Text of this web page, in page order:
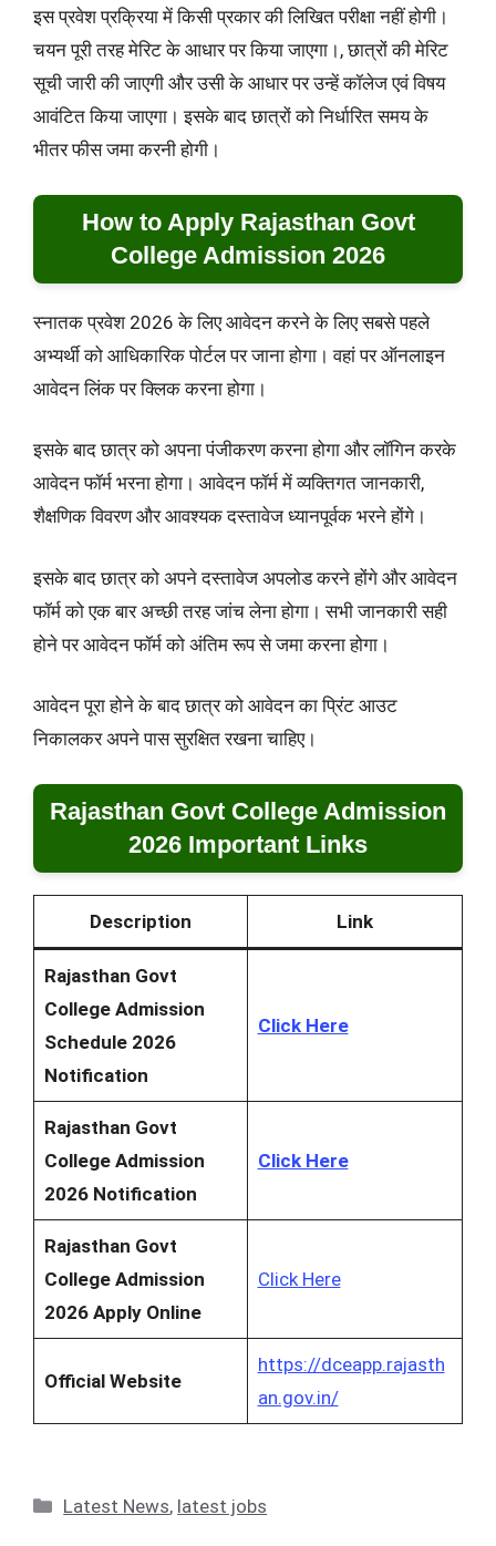
इस प्रवेश प्रक्रिया में किसी प्रकार की लिखित परीक्षा नहीं होगी।
चयन पूरी तरह मेरिट के आधार पर किया जाएगा।, छात्रों की मेरिट
सूची जारी की जाएगी और उसी के आधार पर उन्हें कॉलेज एवं विषय
आवंटित किया जाएगा। इसके बाद छात्रों को निर्धारित समय के
भीतर फीस जमा करनी होगी।
How to Apply Rajasthan Govt
College Admission 2026
स्नातक प्रवेश 2026 के लिए आवेदन करने के लिए सबसे पहले
अभ्यर्थी को आधिकारिक पोर्टल पर जाना होगा। वहां पर ऑनलाइन
आवेदन लिंक पर क्लिक करना होगा।
इसके बाद छात्र को अपना पंजीकरण करना होगा और लॉगिन करके
आवेदन फॉर्म भरना होगा। आवेदन फॉर्म में व्यक्तिगत जानकारी,
शैक्षणिक विवरण और आवश्यक दस्तावेज ध्यानपूर्वक भरने होंगे।
इसके बाद छात्र को अपने दस्तावेज अपलोड करने होंगे और आवेदन
फॉर्म को एक बार अच्छी तरह जांच लेना होगा। सभी जानकारी सही
होने पर आवेदन फॉर्म को अंतिम रूप से जमा करना होगा।
आवेदन पूरा होने के बाद छात्र को आवेदन का प्रिंट आउट
निकालकर अपने पास सुरक्षित रखना चाहिए।
Rajasthan Govt College Admission
2026 Important Links
Description Link
Rajasthan Govt
College Admission
Schedule 2026
Notification
Click Here
Rajasthan Govt
College Admission
2026 Notification
Click Here
Rajasthan Govt
College Admission
2026 Apply Online
Click Here
Official Website
https://dceapp.rajasth
an.gov.in/
Categories
Latest News, latest jobs